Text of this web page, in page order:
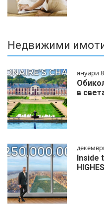
Недвижими
януари
в
Inside